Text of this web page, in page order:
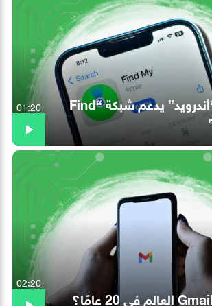
بعد سنوات.. “أندرويد” يدعم شبكة “Find
01:20
02:20